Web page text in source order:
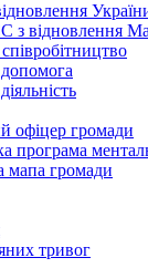
з відновлення
офіцер громади
програма
мапа громади
тривог